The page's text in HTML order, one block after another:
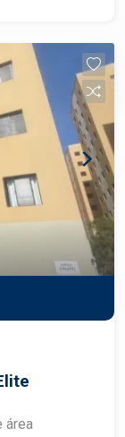
festas -
acesso
área